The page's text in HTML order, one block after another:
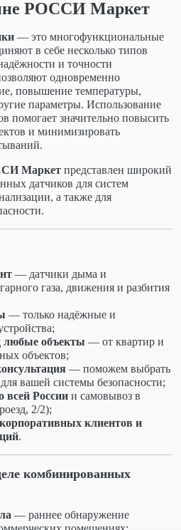
РОССИ Маркет
— это многофункциональные
в себе несколько типов
и точности
одновременно
повышение температуры,
параметры. Использование
помогает значительно повысить
и минимизировать
Маркет представлен широкий
датчиков для систем
а также для
— датчики дыма и
газа, движения и разбития
— только надёжные и
любые объекты — от квартир и
объектов;
— поможем выбрать
вашей системы безопасности;
всей России и самовывоз в
2/2);
клиентов и
.
комбинированных
— раннее обнаружение